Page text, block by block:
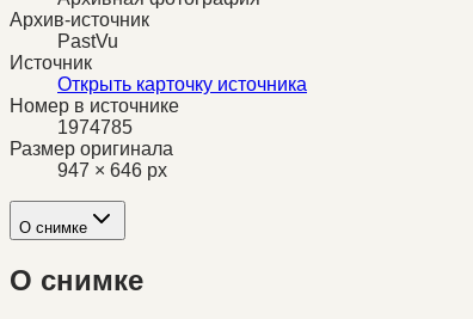
Архив-источник
PastVu
Источник
Открыть карточку источника
Номер в источнике
1974785
Размер оригинала
947 × 646 px
О снимке
О снимке